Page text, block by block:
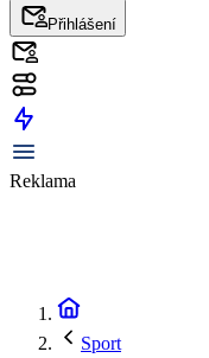
Přihlášení
Reklama
Sport